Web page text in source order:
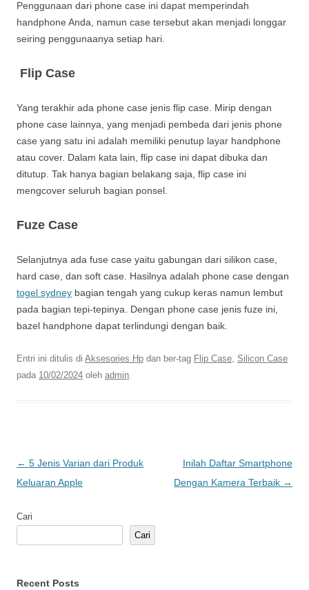
Penggunaan dari phone case ini dapat memperindah
handphone Anda, namun case tersebut akan menjadi longgar
seiring penggunaanya setiap hari.
Flip Case
Yang terakhir ada phone case jenis flip case. Mirip dengan
phone case lainnya, yang menjadi pembeda dari jenis phone
case yang satu ini adalah memiliki penutup layar handphone
atau cover. Dalam kata lain, flip case ini dapat dibuka dan
ditutup. Tak hanya bagian belakang saja, flip case ini
mengcover seluruh bagian ponsel.
Fuze Case
Selanjutnya ada fuse case yaitu gabungan dari silikon case,
hard case, dan soft case. Hasilnya adalah phone case dengan
togel sydney bagian tengah yang cukup keras namun lembut
pada bagian tepi-tepinya. Dengan phone case jenis fuze ini,
bazel handphone dapat terlindungi dengan baik.
Entri ini ditulis di Aksesories Hp dan ber-tag Flip Case, Silicon Case
pada 10/02/2024 oleh admin.
Navigasi
Tulisan
← 5 Jenis Varian dari Produk
Keluaran Apple
Inilah Daftar Smartphone
Dengan Kamera Terbaik →
Cari
Cari
Recent Posts